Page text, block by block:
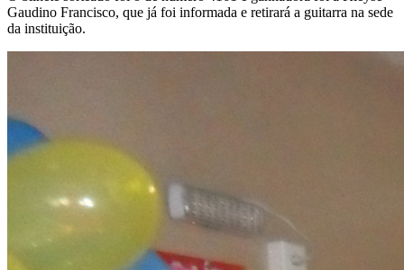
Gaudino Francisco, que já foi informada e retirará a guitarra na sede
da instituição.